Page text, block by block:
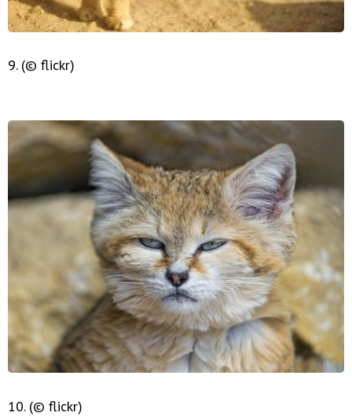
9. (© flickr)
10. (© flickr)